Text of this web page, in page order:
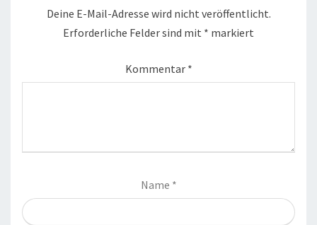
Deine E-Mail-Adresse wird nicht veröffentlicht.
Erforderliche Felder sind mit * markiert
Kommentar *
Name *